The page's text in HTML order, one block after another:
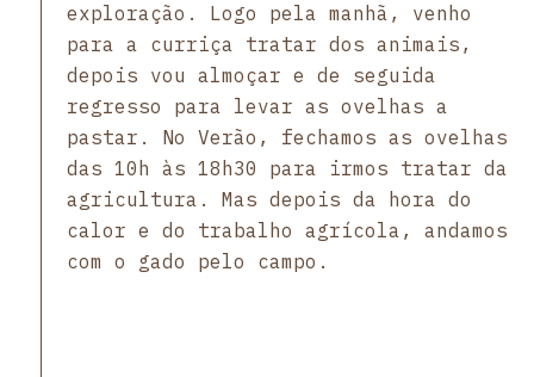
exploração. Logo pela manhã, venho
para a curriça tratar dos animais,
depois vou almoçar e de seguida
regresso para levar as ovelhas a
pastar. No Verão, fechamos as ovelhas
das 10h às 18h30 para irmos tratar da
agricultura. Mas depois da hora do
calor e do trabalho agrícola, andamos
com o gado pelo campo.